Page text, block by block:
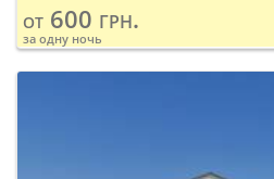
от 600 грн.
за одну ночь